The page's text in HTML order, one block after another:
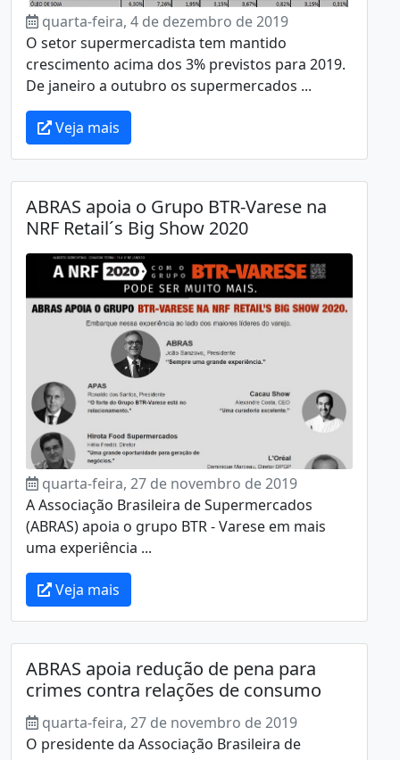
quarta-feira, 4 de dezembro de 2019
O setor supermercadista tem mantido
crescimento acima dos 3% previstos para 2019.
De janeiro a outubro os supermercados ...
Veja mais
ABRAS apoia o Grupo BTR-Varese na
NRF Retail´s Big Show 2020
quarta-feira, 27 de novembro de 2019
A Associação Brasileira de Supermercados
(ABRAS) apoia o grupo BTR - Varese em mais
uma experiência ...
Veja mais
ABRAS apoia redução de pena para
crimes contra relações de consumo
quarta-feira, 27 de novembro de 2019
O presidente da Associação Brasileira de